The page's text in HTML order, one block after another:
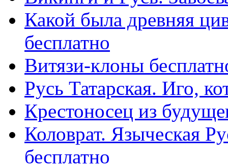
Какой была древняя
бесплатно
Витязи-клоны
Русь Татарская. Иго,
Крестоносец из
Коловрат. Языческая
бесплатно